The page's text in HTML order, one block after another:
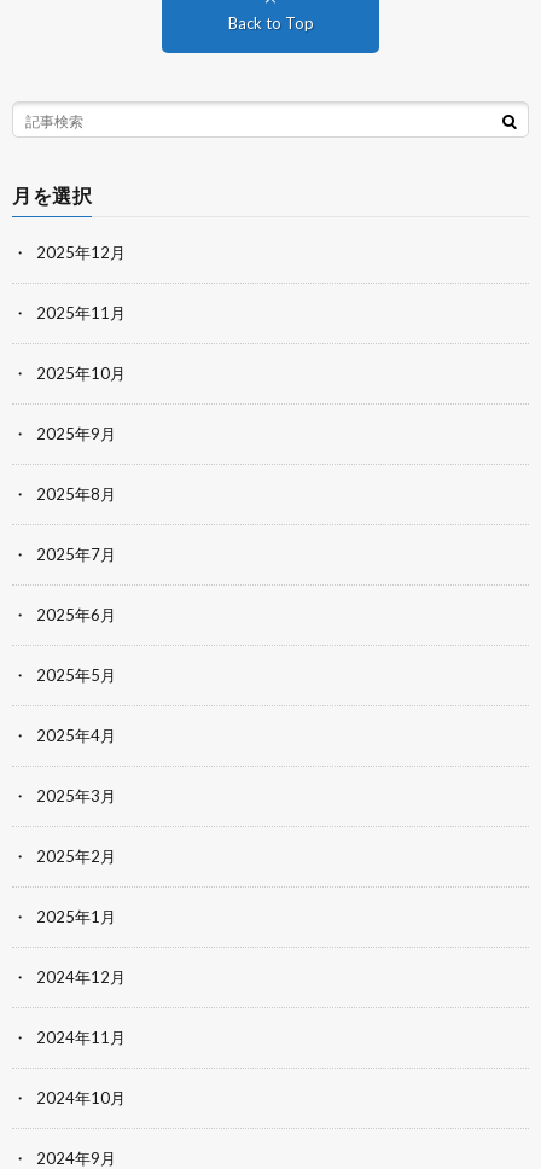
Back to Top
月を選択
2025年12月
2025年11月
2025年10月
2025年9月
2025年8月
2025年7月
2025年6月
2025年5月
2025年4月
2025年3月
2025年2月
2025年1月
2024年12月
2024年11月
2024年10月
2024年9月